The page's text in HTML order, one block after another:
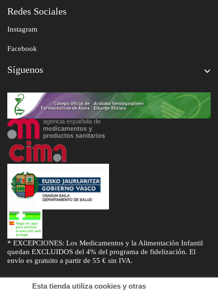
Redes Sociales
Instagram
Facebook
Síguenos 
* EXCEPCIONES: Los Medicamentos y la Alimentación Infantil
quedan EXCLUIDOS del 4% del programa de fidelización. El
envío es gratuito a partir de 55 € sin IVA.
Esta tienda utiliza cookies y otras